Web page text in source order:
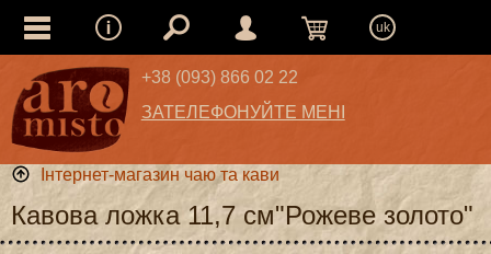
uk
+38 (093) 866 02 22
ЗАТЕЛЕФОНУЙТЕ МЕНІ
Інтернет-магазин чаю та кави
Кавова ложка 11,7 см"Рожеве золото"